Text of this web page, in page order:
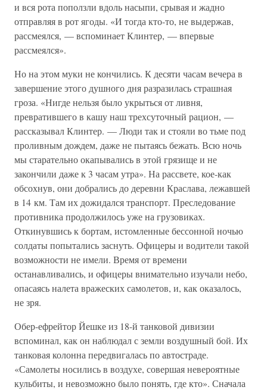
и вся рота поползли вдоль насыпи, срывая и жадно
отправляя в рот ягоды. «И тогда кто-то, не выдержав,
рассмеялся, — вспоминает Клинтер, — впервые
рассмеялся».
Но на этом муки не кончились. К десяти часам вечера в
завершение этого душного дня разразилась страшная
гроза. «Нигде нельзя было укрыться от ливня,
превратившего в кашу наш трехсуточный рацион, —
рассказывал Клинтер. — Люди так и стояли во тьме под
проливным дождем, даже не пытаясь бежать. Всю ночь
мы старательно окапывались в этой грязище и не
закончили даже к 3 часам утра». На рассвете, кое-как
обсохнув, они добрались до деревни Краслава, лежавшей
в 14 км. Там их дожидался транспорт. Преследование
противника продолжилось уже на грузовиках.
Откинувшись к бортам, истомленные бессонной ночью
солдаты попытались заснуть. Офицеры и водители такой
возможности не имели. Время от времени
останавливались, и офицеры внимательно изучали небо,
опасаясь налета вражеских самолетов, и, как оказалось,
не зря.
Обер-ефрейтор Йешке из 18-й танковой дивизии
вспоминал, как он наблюдал с земли воздушный бой. Их
танковая колонна передвигалась по автостраде.
«Самолеты носились в воздухе, совершая невероятные
кульбиты, и невозможно было понять, где кто». Сначала